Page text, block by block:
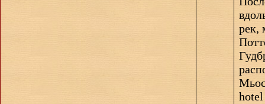
рек,
hotel